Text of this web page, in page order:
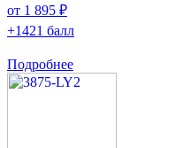
от 1 895 ₽
+1421 балл
Подробнее